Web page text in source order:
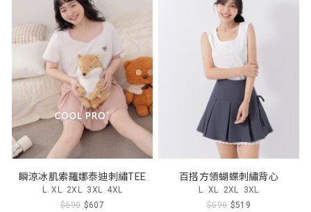
瞬涼冰肌索羅娜泰迪刺繡TEE
L XL 2XL 3XL 4XL
$690 $607
百搭方領蝴蝶刺繡背心
L XL 2XL 3XL
$590 $519